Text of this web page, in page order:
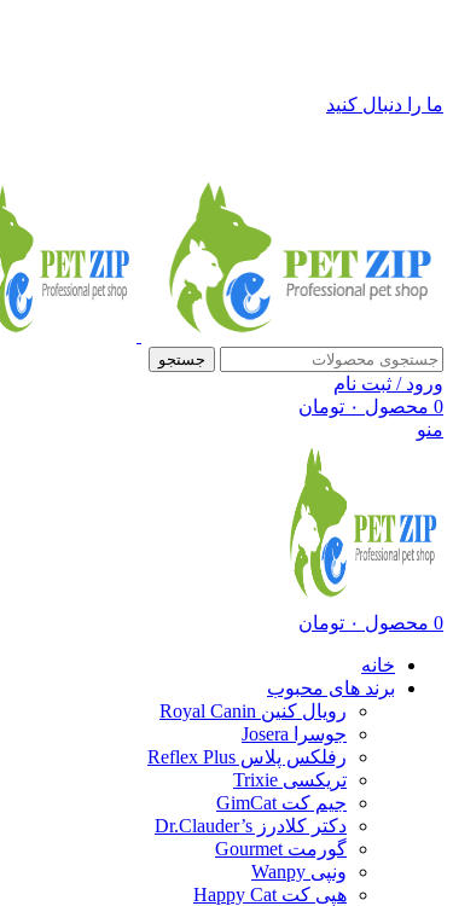
ما را دنبال کنید
جستجو
ورود / ثبت نام
0 محصول ۰ تومان
منو
0 محصول ۰ تومان
خانه
برند های محبوب
رویال کنین Royal Canin
جوسرا Josera
رفلکس پلاس Reflex Plus
تریکسی Trixie
جیم کت GimCat
دکتر کلادرز Dr.Clauder’s
گورمت Gourmet
ونپی Wanpy
هپی کت Happy Cat